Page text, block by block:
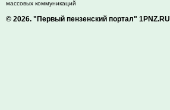
массовых коммуникаций
© 2026. "Первый пензенский портал" 1PNZ.RU